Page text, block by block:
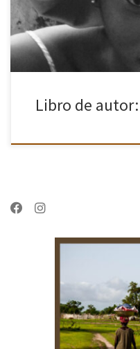
[…]
Libro de